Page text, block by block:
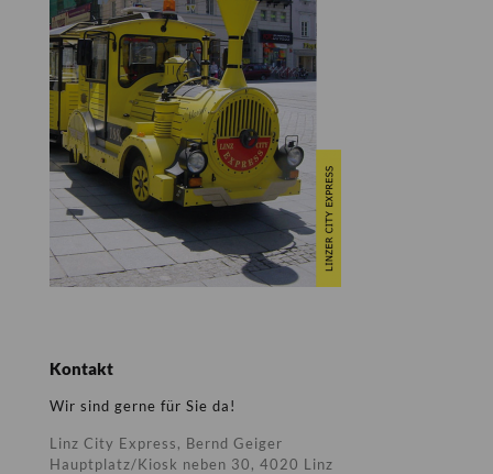
Kontakt
Wir sind gerne für Sie da!
Linz City Express, Bernd Geiger
Hauptplatz/Kiosk neben 30, 4020 Linz